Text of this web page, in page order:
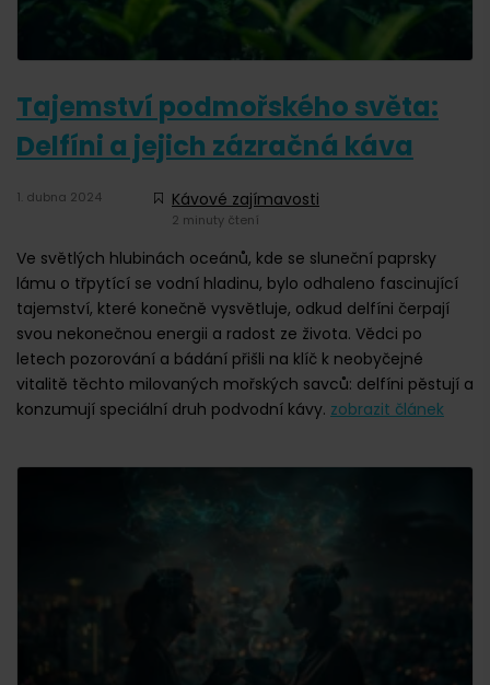
Tajemství podmořského světa:
Delfíni a jejich zázračná káva
1. dubna 2024 Kávové zajímavosti
2 minuty čtení
Ve světlých hlubinách oceánů, kde se sluneční paprsky
lámu o třpytící se vodní hladinu, bylo odhaleno fascinující
tajemství, které konečně vysvětluje, odkud delfíni čerpají
svou nekonečnou energii a radost ze života. Vědci po
letech pozorování a bádání přišli na klíč k neobyčejné
vitalitě těchto milovaných mořských savců: delfíni pěstují a
konzumují speciální druh podvodní kávy. zobrazit článek